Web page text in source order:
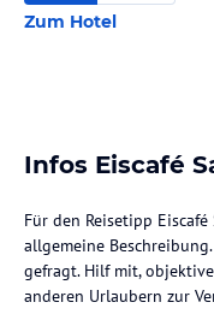
Zum Hotel
Infos Eiscafé
Für den Reisetipp
allgemeine
gefragt. Hilf mit,
anderen Urlaubern zur